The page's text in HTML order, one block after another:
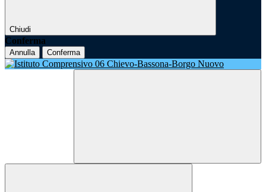
Chiudi
Conferma
Annulla Conferma